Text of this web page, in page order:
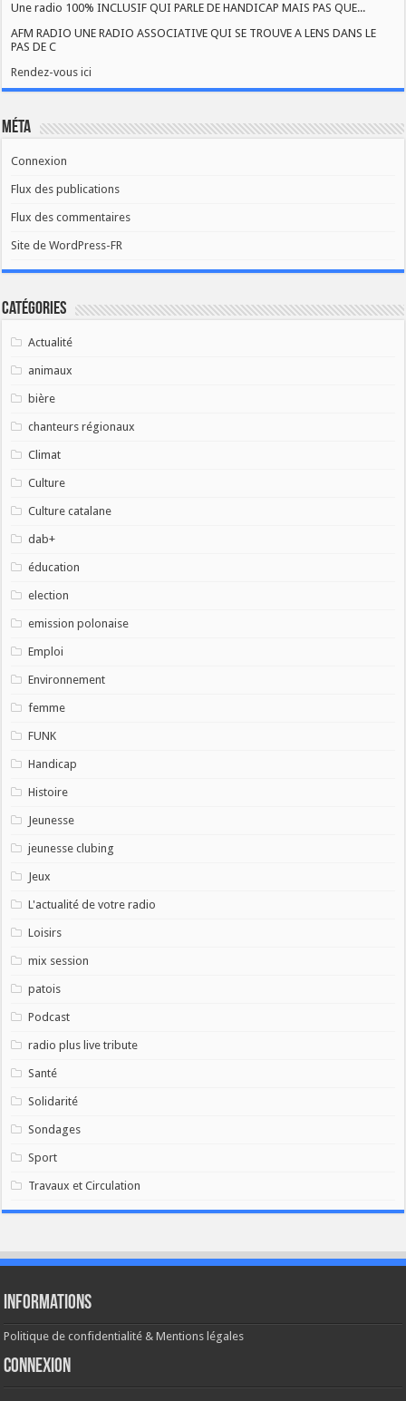
Une radio 100% INCLUSIF QUI PARLE DE HANDICAP MAIS PAS QUE...
AFM RADIO UNE RADIO ASSOCIATIVE QUI SE TROUVE A LENS DANS LE
PAS DE C
Rendez-vous ici
Méta
Connexion
Flux des publications
Flux des commentaires
Site de WordPress-FR
Catégories
Actualité
animaux
bière
chanteurs régionaux
Climat
Culture
Culture catalane
dab+
éducation
election
emission polonaise
Emploi
Environnement
femme
FUNK
Handicap
Histoire
Jeunesse
jeunesse clubing
Jeux
L'actualité de votre radio
Loisirs
mix session
patois
Podcast
radio plus live tribute
Santé
Solidarité
Sondages
Sport
Travaux et Circulation
Informations
Politique de confidentialité & Mentions légales
Connexion